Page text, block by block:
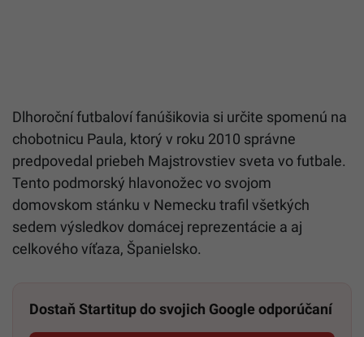
Dlhoroční futbaloví fanúšikovia si určite spomenú na
chobotnicu Paula, ktorý v roku 2010 správne
predpovedal priebeh Majstrovstiev sveta vo futbale.
Tento podmorský hlavonožec vo svojom
domovskom stánku v Nemecku trafil všetkých
sedem výsledkov domácej reprezentácie a aj
celkového víťaza, Španielsko.
Dostaň Startitup do svojich Google odporúčaní